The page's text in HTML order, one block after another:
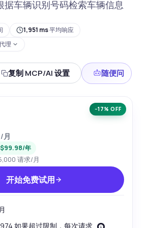
据车辆识别号码检索车辆信息
1,951 ms平均响应
理
复制 MCP/AI 设置 随便问
−17% OFF
/月
$99.98/年
请求/月
开始免费试用
如果超过限制，每次请求